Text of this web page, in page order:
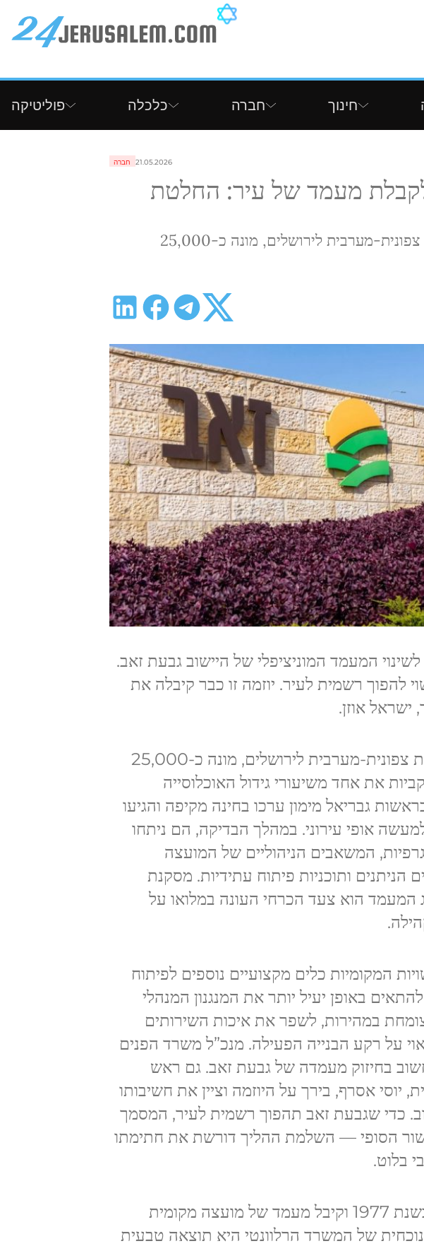
פוליטיקה כלכלה חברה חינוך
חברה 21.05.2026
מעמד של עיר: החלטת
כיום, גבעת זאב, הממוקמת צפונית-מערבית לירושלים, מונה כ-25,000
המעמד המוניציפלי של היישוב גבעת זאב.
להפוך רשמית לעיר. יוזמה זו כבר קיבלה את
אוזן.
כיום, גבעת זאב, הממוקמת צפונית-מערבית לירושלים, מונה כ-25,000
את אחד משיעורי גידול האוכלוסייה
גבריאל מימון ערכו בחינה מקיפה והגיעו
אופי עירוני. במהלך הבדיקה, הם ניתחו
המשאבים הניהוליים של המועצה
הניתנים ותוכניות פיתוח עתידיות. מסקנת
המעמד הוא צעד הכרחי העונה במלואו על
המקומיות כלים מקצועיים נוספים לפיתוח
באופן יעיל יותר את המנגנון המנהלי
במהירות, לשפר את איכות השירותים
על רקע הבנייה הפעילה. מנכ”ל משרד הפנים
בחיזוק מעמדה של גבעת זאב. גם ראש
יוסי אסרף, בירך על היוזמה וציין את חשיבותו
כדי שגבעת זאב תהפוך רשמית לעיר, המסמך
הסופי — השלמת ההליך דורשת את חתימתו
בלוט.
היישוב גבעת זאב הוקם בשנת 1977 וקיבל מעמד של מועצה מקומית
הנוכחית של המשרד הרלוונטי היא תוצאה טבעית